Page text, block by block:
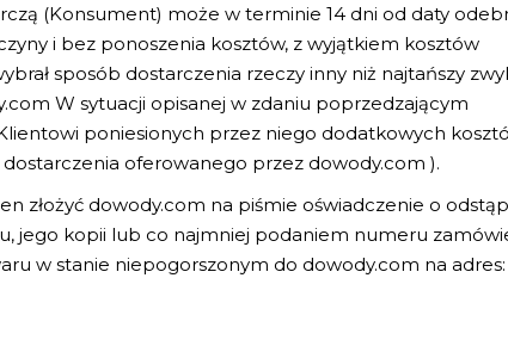
(Konsument) może w terminie 14 dni od daty
i bez ponoszenia kosztów, z wyjątkiem kosztów
sposób dostarczenia rzeczy inny niż najtańszy
W sytuacji opisanej w zdaniu poprzedzającym
poniesionych przez niego dodatkowych
oferowanego przez dowody.com ).
złożyć dowody.com na piśmie oświadczenie o
jego kopii lub co najmniej podaniem numeru
w stanie niepogorszonym do dowody.com na adres: